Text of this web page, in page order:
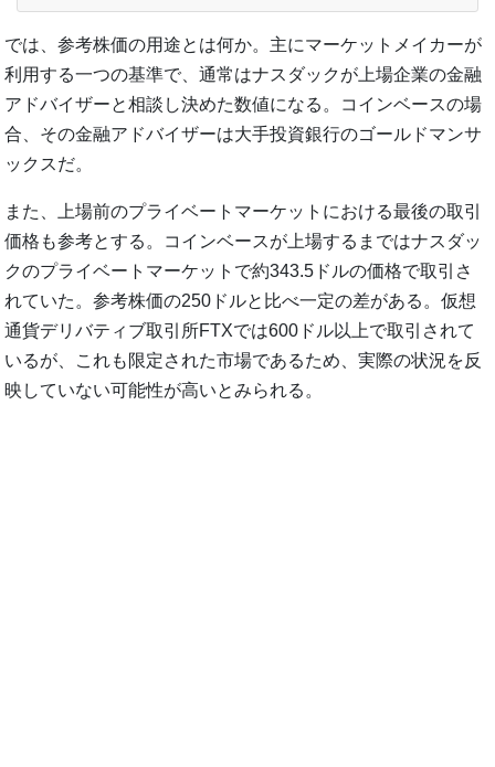
では、参考株価の用途とは何か。主にマーケットメイカーが
利用する一つの基準で、通常はナスダックが上場企業の金融
アドバイザーと相談し決めた数値になる。コインベースの場
合、その金融アドバイザーは大手投資銀行のゴールドマンサ
ックスだ。
また、上場前のプライベートマーケットにおける最後の取引
価格も参考とする。コインベースが上場するまではナスダッ
クのプライベートマーケットで約343.5ドルの価格で取引さ
れていた。参考株価の250ドルと比べ一定の差がある。仮想
通貨デリバティブ取引所FTXでは600ドル以上で取引されて
いるが、これも限定された市場であるため、実際の状況を反
映していない可能性が高いとみられる。